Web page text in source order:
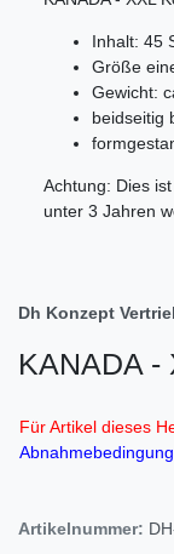
Inhalt: 45
Größe
Gewicht:
beidseitig
Achtung: Dies
unter 3 Jahren
Dh Konzept
KANADA -
Für Artikel dieses
Artikelnummer: